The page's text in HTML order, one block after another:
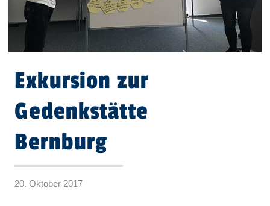
Exkursion zur
Gedenkstätte
Bernburg
20. Oktober 2017